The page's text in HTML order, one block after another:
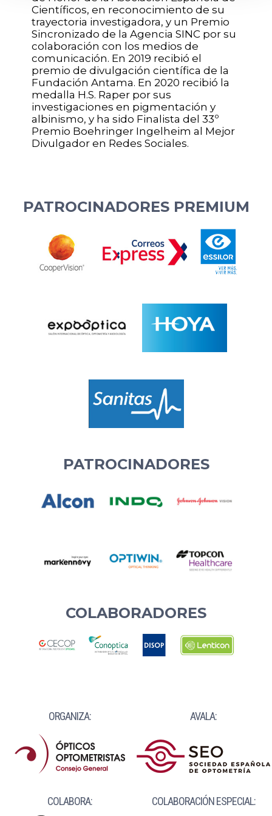
Científicos, en reconocimiento de su
trayectoria investigadora, y un Premio
Sincronizado de la Agencia SINC por su
colaboración con los medios de
comunicación. En 2019 recibió el
premio de divulgación científica de la
Fundación Antama. En 2020 recibió la
medalla H.S. Raper por sus
investigaciones en pigmentación y
albinismo, y ha sido Finalista del 33º
Premio Boehringer Ingelheim al Mejor
Divulgador en Redes Sociales.
PATROCINADORES PREMIUM
PATROCINADORES
COLABORADORES
ORGANIZA: AVALA:
COLABORA: COLABORACIÓN ESPECIAL: